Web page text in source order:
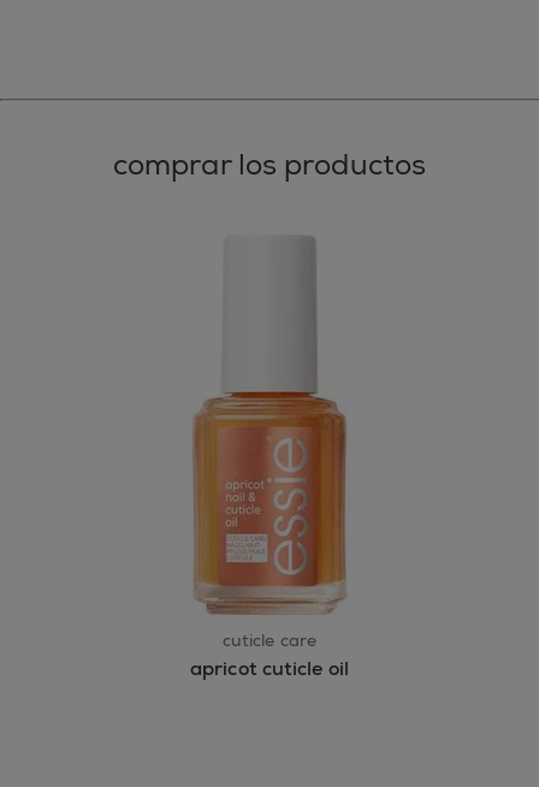
comprar los productos
cuticle care
apricot cuticle oil